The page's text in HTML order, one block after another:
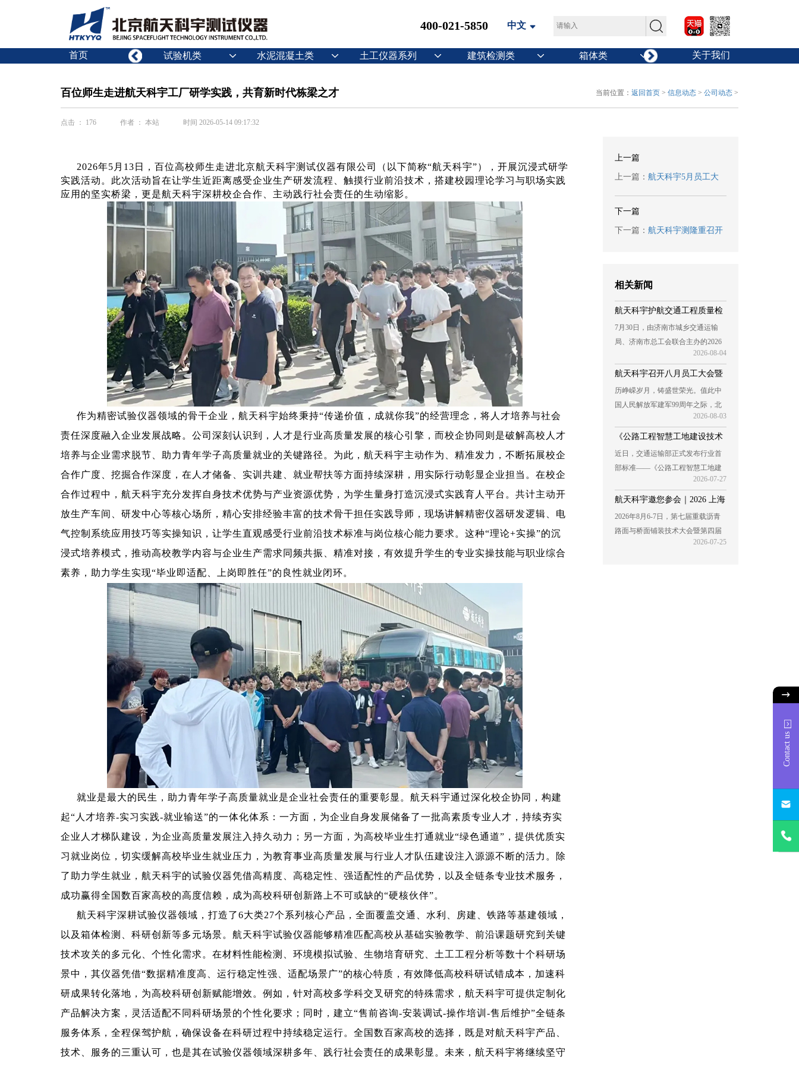
400-021-5850 中文
首页 试验机类 水泥混凝土类 土工仪器系列 建筑检测类 箱体类 沥青路面类
关于我们
Contact us
400-
百位师生走进航天科宇工厂研学实践，共育新时代栋梁之才 当前位置： 返回首页 > 信息动态 > 公司动态 >
点击 ： 176 作者 ： 本站 时间 2026-05-14 09:17:32
2026年5月13日，百位高校师生走进北京航天科宇测试仪器有限公司（以下简称“航天科宇”），开展沉浸式研学
实践活动。此次活动旨在让学生近距离感受企业生产研发流程、触摸行业前沿技术，搭建校园理论学习与职场实践
应用的坚实桥梁，更是航天科宇深耕校企合作、主动践行社会责任的生动缩影。
作为精密试验仪器领域的骨干企业，航天科宇始终秉持“传递价值，成就你我”的经营理念，将人才培养与社会
责任深度融入企业发展战略。公司深刻认识到，人才是行业高质量发展的核心引擎，而校企协同则是破解高校人才
培养与企业需求脱节、助力青年学子高质量就业的关键路径。为此，航天科宇主动作为、精准发力，不断拓展校企
合作广度、挖掘合作深度，在人才储备、实训共建、就业帮扶等方面持续深耕，用实际行动彰显企业担当。在校企
合作过程中，航天科宇充分发挥自身技术优势与产业资源优势，为学生量身打造沉浸式实践育人平台。共计主动开
放生产车间、研发中心等核心场所，精心安排经验丰富的技术骨干担任实践导师，现场讲解精密仪器研发逻辑、电
气控制系统应用技巧等实操知识，让学生直观感受行业前沿技术标准与岗位核心能力要求。这种“理论+实操”的沉
浸式培养模式，推动高校教学内容与企业生产需求同频共振、精准对接，有效提升学生的专业实操技能与职业综合
素养，助力学生实现“毕业即适配、上岗即胜任”的良性就业闭环。
就业是最大的民生，助力青年学子高质量就业是企业社会责任的重要彰显。航天科宇通过深化校企协同，构建
起“人才培养-实习实践-就业输送”的一体化体系：一方面，为企业自身发展储备了一批高素质专业人才，持续夯实
企业人才梯队建设，为企业高质量发展注入持久动力；另一方面，为高校毕业生打通就业“绿色通道”，提供优质实
习就业岗位，切实缓解高校毕业生就业压力，为教育事业高质量发展与行业人才队伍建设注入源源不断的活力。除
了助力学生就业，航天科宇的试验仪器凭借高精度、高稳定性、强适配性的产品优势，以及全链条专业技术服务，
成功赢得全国数百家高校的高度信赖，成为高校科研创新路上不可或缺的“硬核伙伴”。
航天科宇深耕试验仪器领域，打造了6大类27个系列核心产品，全面覆盖交通、水利、房建、铁路等基建领域，
以及箱体检测、科研创新等多元场景。航天科宇试验仪器能够精准匹配高校从基础实验教学、前沿课题研究到关键
技术攻关的多元化、个性化需求。在材料性能检测、环境模拟试验、生物培育研究、土工工程分析等数十个科研场
景中，其仪器凭借“数据精准度高、运行稳定性强、适配场景广”的核心特质，有效降低高校科研试错成本，加速科
研成果转化落地，为高校科研创新赋能增效。例如，针对高校多学科交叉研究的特殊需求，航天科宇可提供定制化
产品解决方案，灵活适配不同科研场景的个性化要求；同时，建立“售前咨询-安装调试-操作培训-售后维护”全链条
服务体系，全程保驾护航，确保设备在科研过程中持续稳定运行。全国数百家高校的选择，既是对航天科宇产品、
技术、服务的三重认可，也是其在试验仪器领域深耕多年、践行社会责任的成果彰显。未来，航天科宇将继续坚守
上一篇
上一篇： 航天科宇5月员工大
会暨优秀员工表彰大会圆满召
开
下一篇
下一篇： 航天科宇测隆重召开
相关新闻
航天科宇护航交通工程质量检
测人员职业技能竞赛
7月30日，由济南市城乡交通运输
局、济南市总工会联合主办的2026
年济南市交通工程质量检测人员职
业技能竞赛在山东公路技 ...
2026-08-04
航天科宇召开八月员工大会暨
优秀员工表彰大会
历峥嵘岁月，铸盛世荣光。值此中
国人民解放军建军99周年之际，北
京航天科宇测试仪器有限公司于8月
1日隆重召开八月员工 ...
2026-08-03
《公路工程智慧工地建设技术
指南》丨8月1日正式实施！
近日，交通运输部正式发布行业首
部标准——《公路工程智慧工地建
设技术指南》（JTG/T 3603—
2026），该指南将于2026年8月1日
2026-07-27
航天科宇邀您参会｜2026 上海
重载沥青及特种铺装技术大会
2026年8月6-7日，第七届重载沥青
路面与桥面铺装技术大会暨第四届
特种铺装技术大会将在上海隆重召
2026-07-25